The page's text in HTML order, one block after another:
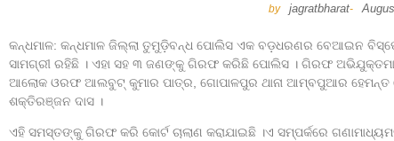
by jagratbharat-
କନ୍ଧମାଳ: କନ୍ଧମାଳ ଜିଲ୍ଲା ତୁମୁଡ଼ିବନ୍ଧ ପୋଲିସ ଏକ ବଡ଼ଧରଣର ବେଆଇନ
ସାମଗ୍ରୀ ରହିଛି । ଏହା ସହ ୩ ଜଣଙ୍କୁ ଗିରଫ କରିଛି ପୋଲିସ । ଗିରଫ
ଆଲୋକ ଓରଫ ଆଲବୁଟ୍‌ କୁମାର ପାତ୍ର, ଗୋପାଳପୁର ଥାନା ଆମ୍ବପୁଆର ହେମନ୍ତ
ଶକ୍ତିରଞ୍ଜନ ଦାସ ।
ଏହି ସମସ୍ତଙ୍କୁ ଗିରଫ କରି କୋର୍ଟ ଚାଲାଣ କରାଯାଇଛି ।ଏ ସମ୍ପର୍କରେ